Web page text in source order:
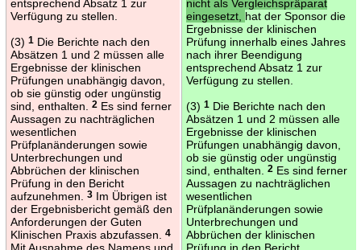
entsprechend Absatz 1 zur
Verfügung zu stellen.
(3) 1Die Berichte nach den
Absätzen 1 und 2 müssen alle
Ergebnisse der klinischen
Prüfungen unabhängig davon,
ob sie günstig oder ungünstig
sind, enthalten.
2Es sind ferner
Aussagen zu nachträglichen
wesentlichen
Prüfplanänderungen sowie
Unterbrechungen und
Abbrüchen der klinischen
Prüfung in den Bericht
aufzunehmen.
3Im Übrigen ist
der Ergebnisbericht gemäß den
Anforderungen der Guten
Klinischen Praxis abzufassen.
4
Mit Ausnahme des Namens und
nicht als Vergleichspräparat
eingesetzt, hat der Sponsor die
Ergebnisse der klinischen
Prüfung innerhalb eines Jahres
nach ihrer Beendigung
entsprechend Absatz 1 zur
Verfügung zu stellen.
(3) 1Die Berichte nach den
Absätzen 1 und 2 müssen alle
Ergebnisse der klinischen
Prüfungen unabhängig davon,
ob sie günstig oder ungünstig
sind, enthalten.
2Es sind ferner
Aussagen zu nachträglichen
wesentlichen
Prüfplanänderungen sowie
Unterbrechungen und
Abbrüchen der klinischen
Prüfung in den Bericht